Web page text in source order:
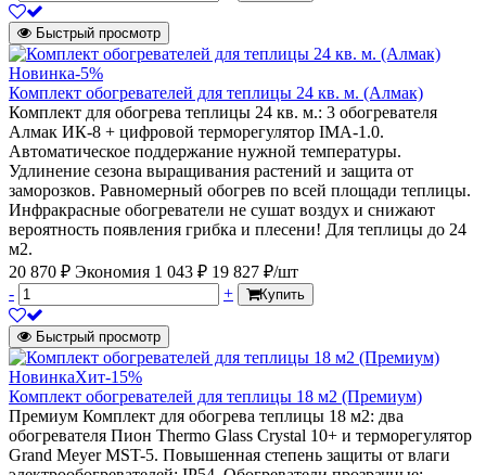
Быстрый просмотр
Новинка-5%
Комплект обогревателей для теплицы 24 кв. м. (Алмак)
Комплект для обогрева теплицы 24 кв. м.: 3 обогревателя
Алмак ИК-8 + цифровой терморегулятор IMA-1.0.
Автоматическое поддержание нужной температуры.
Удлинение сезона выращивания растений и защита от
заморозков. Равномерный обогрев по всей площади теплицы.
Инфракрасные обогреватели не сушат воздух и снижают
вероятность появления грибка и плесени! Для теплицы до 24
м2.
20 870 ₽ Экономия 1 043 ₽ 19 827 ₽/шт
-
+ Купить
Быстрый просмотр
НовинкаХит-15%
Комплект обогревателей для теплицы 18 м2 (Премиум)
Премиум Комплект для обогрева теплицы 18 м2: два
обогревателя Пион Thermo Glass Crystal 10+ и терморегулятор
Grand Meyer MST-5. Повышенная степень защиты от влаги